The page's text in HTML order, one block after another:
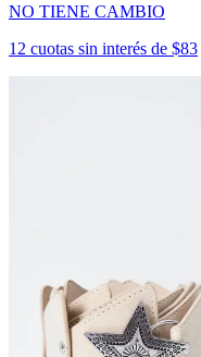
NO TIENE CAMBIO
12 cuotas sin interés de $83